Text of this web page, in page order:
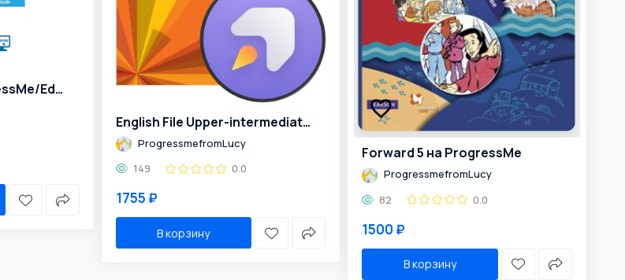
Spotlight 5 на ProgressMe/Edvibe
English File Upper-intermediate 4th edition on ProgressMe/Edvibe
ProgressmefromLucy
149
0.0
1755 ₽
В корзину
Forward 5 на ProgressMe
ProgressmefromLucy
82
0.0
1500 ₽
В корзину